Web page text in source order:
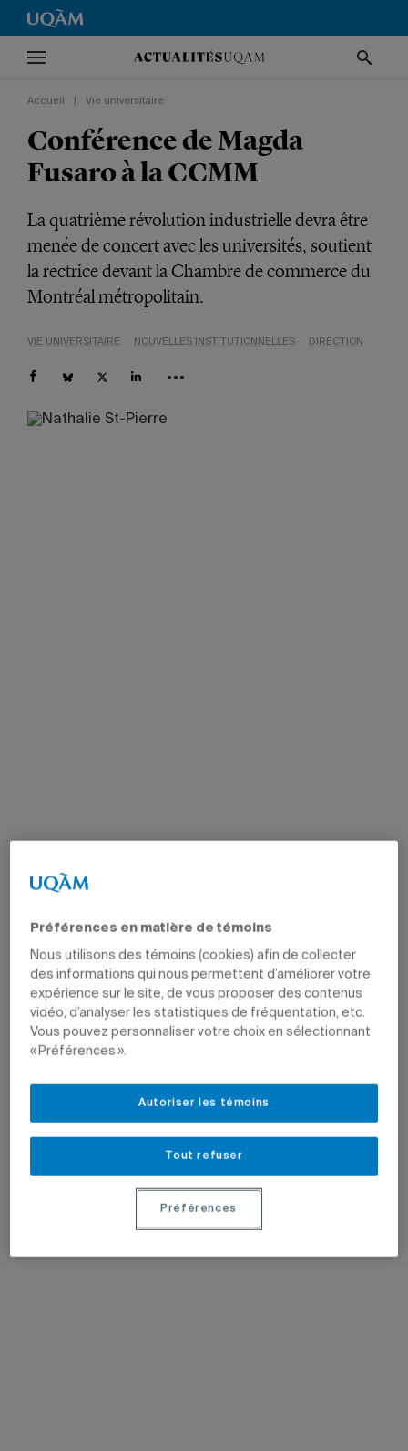
Accueil Vie universitaire
Conférence de Magda
Fusaro à la CCMM
La quatrième révolution industrielle devra être
menée de concert avec les universités, soutient
la rectrice devant la Chambre de commerce du
Montréal métropolitain.
VIE UNIVERSITAIRE NOUVELLES INSTITUTIONNELLES DIRECTION
Préférences en matière de témoins
Nous utilisons des témoins (cookies) afin de collecter
des informations qui nous permettent d’améliorer votre
expérience sur le site, de vous proposer des contenus
vidéo, d’analyser les statistiques de fréquentation, etc.
Vous pouvez personnaliser votre choix en sélectionnant
« Préférences ».
Tout refuser
Autoriser les témoins
Préférences